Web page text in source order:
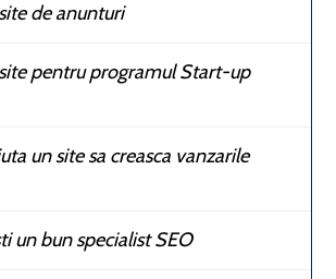
de anunturi
pentru programul Start-up
un site sa creasca vanzarile
un bun specialist SEO